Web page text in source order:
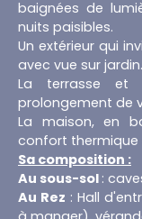
baignées de
nuits paisibles.
Un extérieur qui
avec vue sur jardin.
La terrasse
prolongement de
La maison, en
confort
Sa composition :
Au sous-sol :
Au Rez : Hall